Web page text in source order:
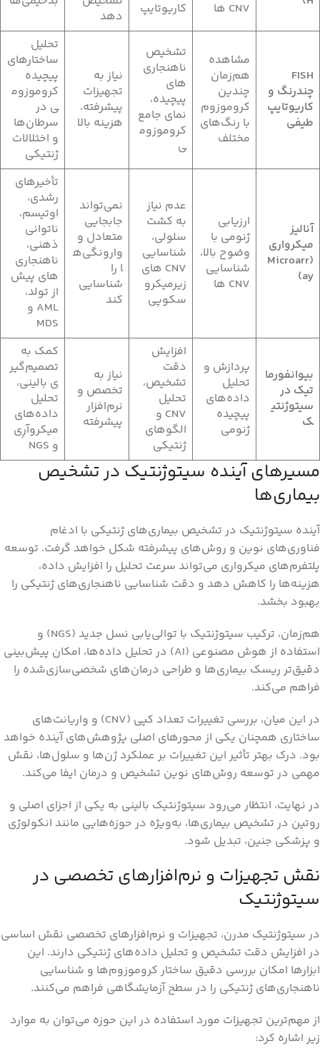
CNV ها
کاریوتایپ
دهد
FISH
چندرنگ و
کاریوتایپ
طیفی
مشاهده
هم‌زمان
چندین
کروموزوم
با رنگ‌های
مختلف
تشخیص
ناهنجاری‌
های
پیچیده،
نمای جامع
کروموزوم
ی
نیاز به
تجهیزات
پیشرفته،
هزینه بالا
تحلیل
ساختارهای
پیچیده
کروموزوم
ی در
سرطان‌ها
و اختلالات
ژنتیکی
آنالیز
میکرواری
(Microarr
ay)
ارزیابی
ژنومی با
وضوح بالا،
شناسایی
CNV ها
عدم نیاز
به کشت
سلولی،
شناسایی
CNV های
زیرمیکرو
سکوپی
نمی‌تواند
جابجایی
متعادل و
وارونگی‌ه
ا را
شناسایی
کند
تأخیرهای
رشدی،
اوتیسم،
ناتوانی
ذهنی،
ناهنجاری‌
های پیش
از تولد،
AML و
MDS
بیوانفورما
تیک در
سیتوژنتی
ک
پردازش و
تحلیل
داده‌های
پیچیده
ژنومی
افزایش
دقت
تشخیص،
تحلیل
CNV و
الگوهای
ژنتیکی
نیاز به
تخصص و
نرم‌افزار
پیشرفته
کمک به
تصمیم‌گیر
ی بالینی،
تحلیل
داده‌های
میکروآرِی
و NGS
مسیرهای آینده سیتوژنتیک در تشخیص
بیماری‌ها
آینده سیتوژنتیک در تشخیص بیماری‌های ژنتیکی با ادغام
فناوری‌های نوین و روش‌های پیشرفته شکل خواهد گرفت. توسعه
پلتفرم‌های میکرواری می‌تواند سرعت تحلیل را افزایش داده،
هزینه‌ها را کاهش دهد و دقت شناسایی ناهنجاری‌های ژنتیکی را
بهبود بخشد.
هم‌زمان، ترکیب سیتوژنتیک با توالی‌یابی نسل جدید (NGS) و
استفاده از هوش مصنوعی (AI) در تحلیل داده‌ها، امکان پیش‌بینی
دقیق‌تر ریسک بیماری‌ها و طراحی درمان‌های شخصی‌سازی‌شده را
فراهم می‌کند.
در این میان، بررسی تغییرات تعداد کپی (CNV) و واریانت‌های
ساختاری همچنان یکی از محورهای اصلی پژوهش‌های آینده خواهد
بود. درک بهتر تأثیر این تغییرات بر عملکرد ژن‌ها و سلول‌ها، نقش
مهمی در توسعه روش‌های نوین تشخیص و درمان ایفا می‌کند.
در نهایت، انتظار می‌رود سیتوژنتیک بالینی به یکی از اجزای اصلی و
روتین در تشخیص بیماری‌ها، به‌ویژه در حوزه‌هایی مانند انکولوژی
و پزشکی جنین، تبدیل شود.
نقش تجهیزات و نرم‌افزارهای تخصصی در
سیتوژنتیک
در سیتوژنتیک مدرن، تجهیزات و نرم‌افزارهای تخصصی نقش اساسی
در افزایش دقت تشخیص و تحلیل داده‌های ژنتیکی دارند. این
ابزارها امکان بررسی دقیق ساختار کروموزوم‌ها و شناسایی
ناهنجاری‌های ژنتیکی را در سطح آزمایشگاهی فراهم می‌کنند.
از مهم‌ترین تجهیزات مورد استفاده در این حوزه می‌توان به موارد
زیر اشاره کرد: